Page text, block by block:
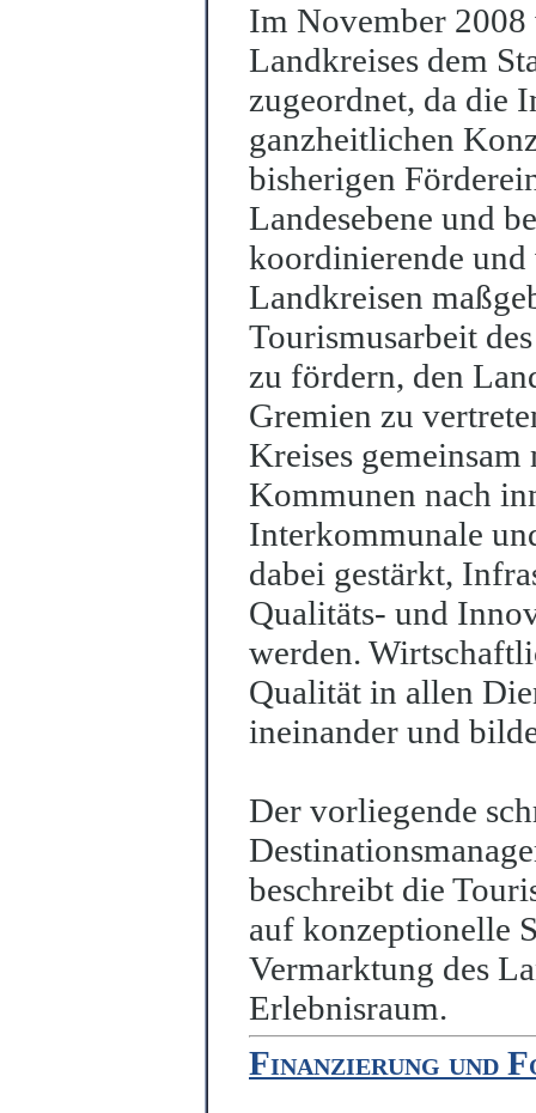
Im November 2008
Landkreises dem
zugeordnet, da die
ganzheitlichen
bisherigen
Landesebene und
koordinierende
Landkreisen
Tourismusarbeit
zu fördern, den
Gremien zu
Kreises
Kommunen nach
Interkommunale
dabei gestärkt,
Qualitäts- und
werden.
Qualität in allen
ineinander und
Der vorliegende
beschreibt die
auf konzeptionelle
Vermarktung des
Erlebnisraum.
Finanzierung und